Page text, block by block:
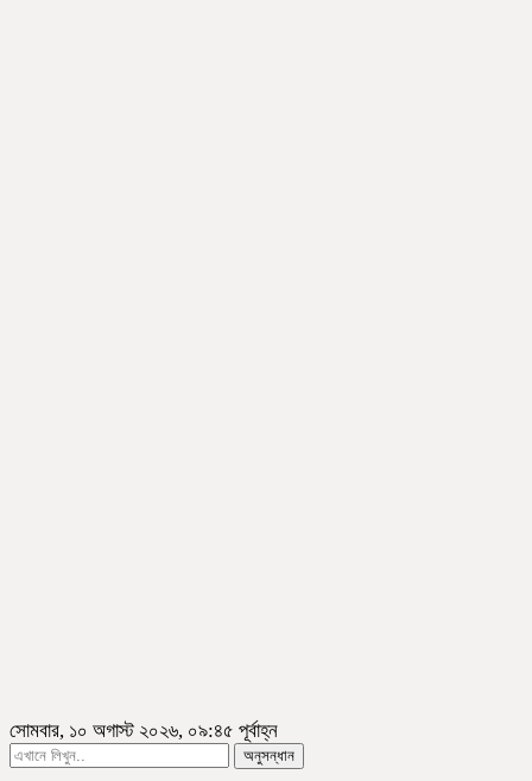
সোমবার, ১০ অগাস্ট ২০২৬, ০৯:৪৫ পূর্বাহ্ন
অনুসন্ধান